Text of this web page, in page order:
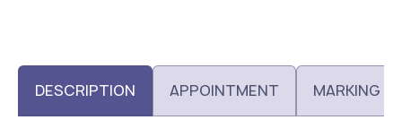
DESCRIPTION APPOINTMENT MARKING